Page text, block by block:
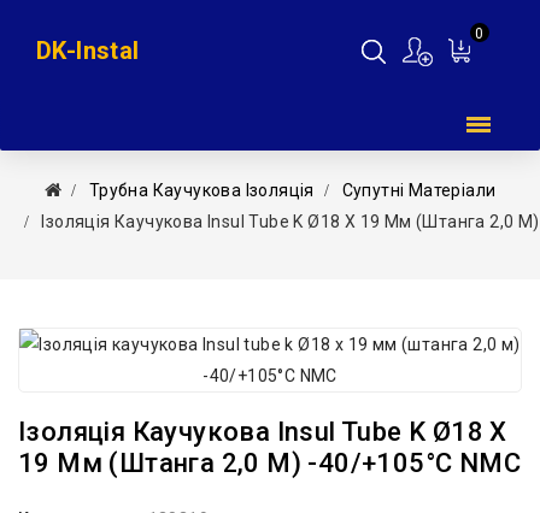
0
DK-Instal
Трубна Каучукова Ізоляція
Супутні Матеріали
Ізоляція Каучукова Insul Tube K Ø18 X 19 Мм (штанга 2,0
Ізоляція Каучукова Insul Tube K Ø18 X
19 Мм (штанга 2,0 М) -40/+105°С NMC